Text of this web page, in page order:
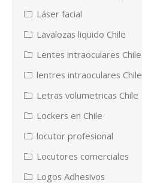
Láser facial
Lavalozas liquido Chile
Lentes intraoculares Chile
lentres intraoculares Chile
Letras volumetricas Chile
Lockers en Chile
locutor profesional
Locutores comerciales
Logos Adhesivos